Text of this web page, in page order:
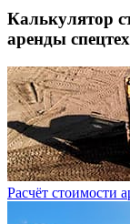
Калькулятор
аренды
Расчёт стоимости